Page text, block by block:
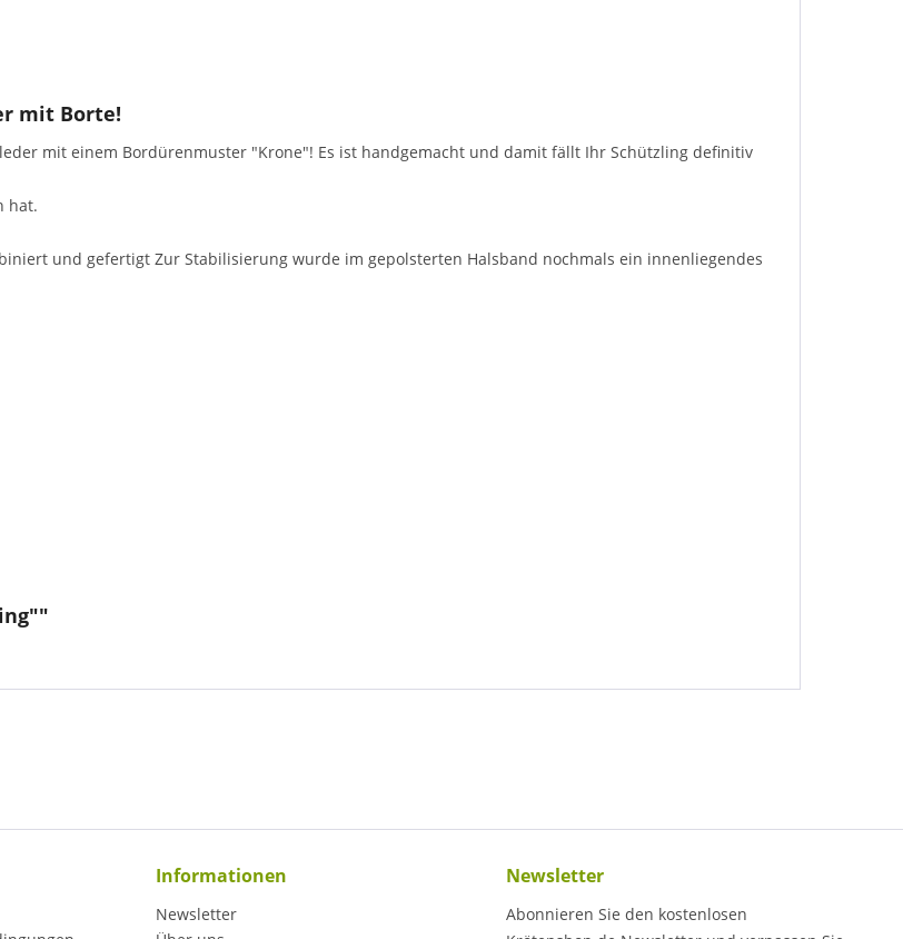
mit Borte!
mit einem Bordürenmuster "Krone"! Es ist handgemacht und damit fällt Ihr Schützling definitiv
hat.
und gefertigt Zur Stabilisierung wurde im gepolsterten Halsband nochmals ein innenliegendes
Informationen
Newsletter
Newsletter
Abonnieren Sie den kostenlosen